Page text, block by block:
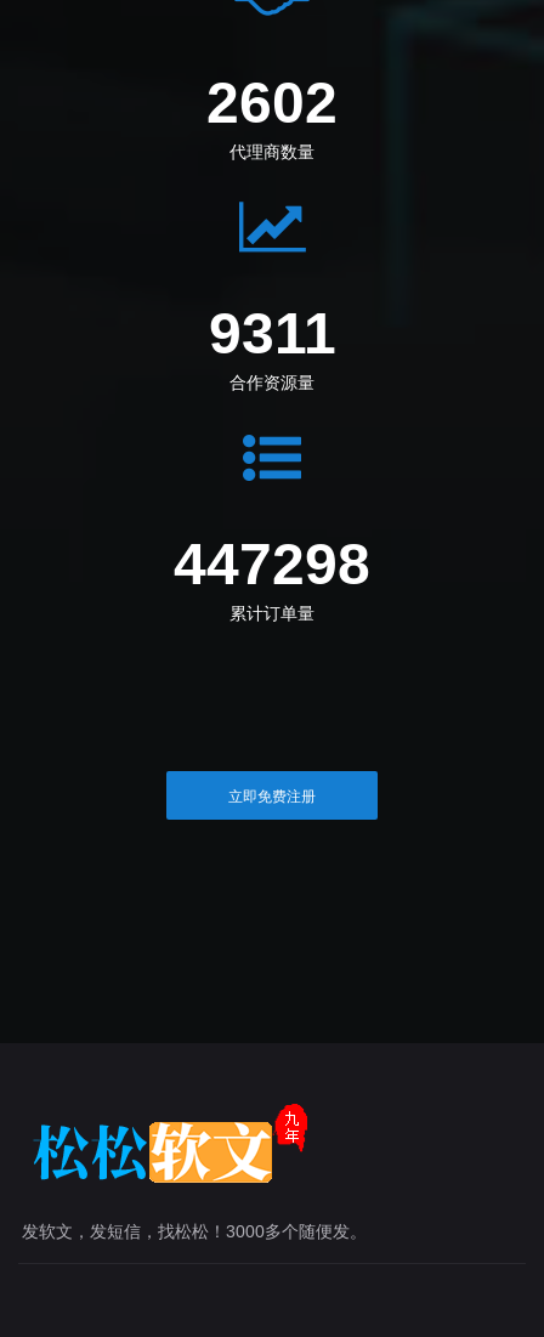
2891
代理商数量
10028
合作资源量
481705
累计订单量
立即免费注册
发软文，发短信，找松松！3000多个随便发。